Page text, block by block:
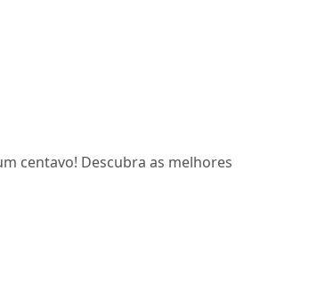
centavo! Descubra as melhores